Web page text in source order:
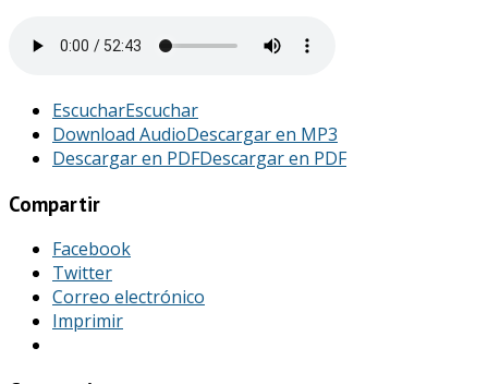
EscucharEscuchar
Download AudioDescargar en MP3
Descargar en PDFDescargar en PDF
Compartir
Facebook
Twitter
Correo electrónico
Imprimir